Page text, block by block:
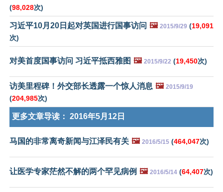
(98,028次)
习近平10月20日起对英国进行国事访问 🖼️ 2015/9/29 (19,091
次)
对美首度国事访问 习近平抵西雅图 🖼️ 2015/9/22 (19,450次)
访美里程碑！外交部长透露一个惊人消息 🖼️ 2015/9/19
(204,985次)
更多文章导读： 2016年5月12日
马国的非常离奇新闻与江泽民有关 🖼️ 2016/5/15 (464,047次)
让医学专家茫然不解的两个罕见病例 🖼️ 2016/5/14 (64,407次)